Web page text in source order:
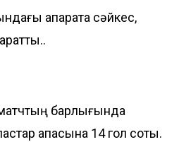
ақпаратқа сәйкес,
барлығында
қақпасына 14 гол соқты.